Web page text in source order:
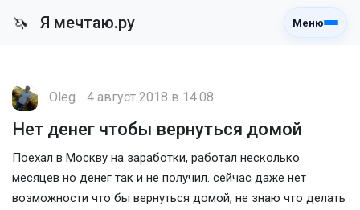
🦄 Я мечтаю.ру Меню
Oleg 4 август 2018 в 14:08
Нет денег чтобы вернуться домой
Поехал в Москву на заработки, работал несколько
месяцев но денег так и не получил. сейчас даже нет
возможности что бы вернуться домой, не знаю что делать